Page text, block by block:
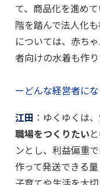
て、商品化を進め
階を踏んで法人化
については、赤ち
者向けの水着も作り
ーどんな経営者に
江田 ：ゆくゆくは、
職場をつくりたい
ンとし、利益偏重
作って発送できる